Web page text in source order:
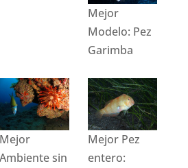
Mejor
Modelo: Pez
Garimba
Mejor
Ambiente sin
Mejor Pez
entero: